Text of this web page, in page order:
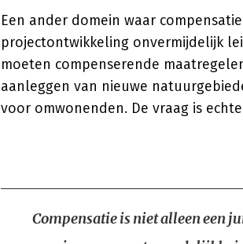
Een ander domein waar
projectontwikkeling onvermijdelijk
moeten compenserende
aanleggen van nieuwe
voor omwonenden. De vraag is
Compensatie is niet alleen een